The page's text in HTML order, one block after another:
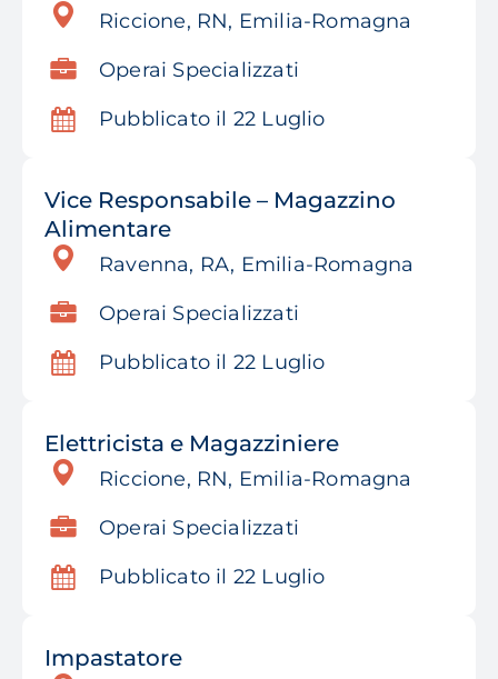
Riccione, RN, Emilia-Romagna
Operai Specializzati
Pubblicato il 22 Luglio
Vice Responsabile – Magazzino
Alimentare
Ravenna, RA, Emilia-Romagna
Operai Specializzati
Pubblicato il 22 Luglio
Elettricista e Magazziniere
Riccione, RN, Emilia-Romagna
Operai Specializzati
Pubblicato il 22 Luglio
Impastatore